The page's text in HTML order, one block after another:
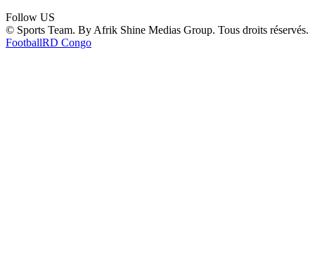
Follow US
© Sports Team. By Afrik Shine Medias Group. Tous droits réservés.
FootballRD Congo